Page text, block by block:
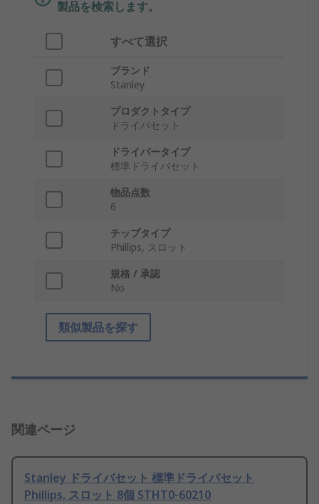
製品を検索します。
すべて選択
ブランド
Stanley
プロダクトタイプ
ドライバセット
ドライバータイプ
標準ドライバセット
物品点数
6
チップタイプ
Phillips, スロット
規格 / 承認
No
類似製品を探す
関連ページ
Stanley ドライバセット 標準ドライバセット
Phillips, スロット 8個 STHT0-60210